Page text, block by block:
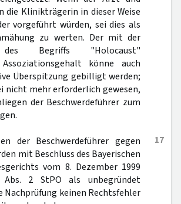
die Klinikträgerin in dieser Weise
vorgeführt würden, sei dies als
zu werten. Der mit der
des Begriffs "Holocaust"
könne auch
Überspitzung gebilligt werden;
nicht mehr erforderlich gewesen,
der Beschwerdeführer zum
17
der Beschwerdeführer gegen
mit Beschluss des Bayerischen
vom 8. Dezember 1999
2 StPO als unbegründet
Nachprüfung keinen Rechtsfehler